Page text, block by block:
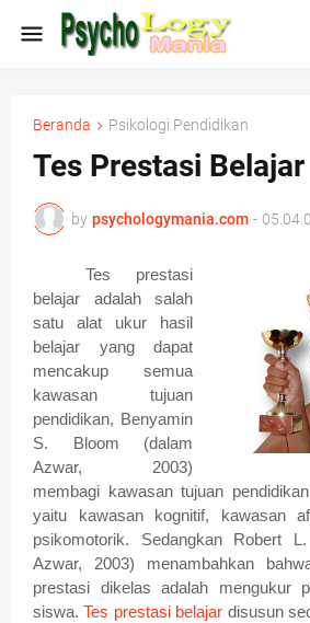
Beranda Psikologi Pendidikan
Tes Prestasi Belajar
by psychologymania.com -
Tes prestasi
belajar adalah salah
satu alat ukur hasil
belajar yang dapat
mencakup semua
kawasan tujuan
pendidikan, Benyamin
S. Bloom (dalam
Azwar, 2003)
membagi kawasan tujuan
yaitu kawasan kognitif, kawasan
psikomotorik. Sedangkan Robert
Azwar, 2003) menambahkan
prestasi dikelas adalah mengukur
siswa.Tes prestasi belajar disusun